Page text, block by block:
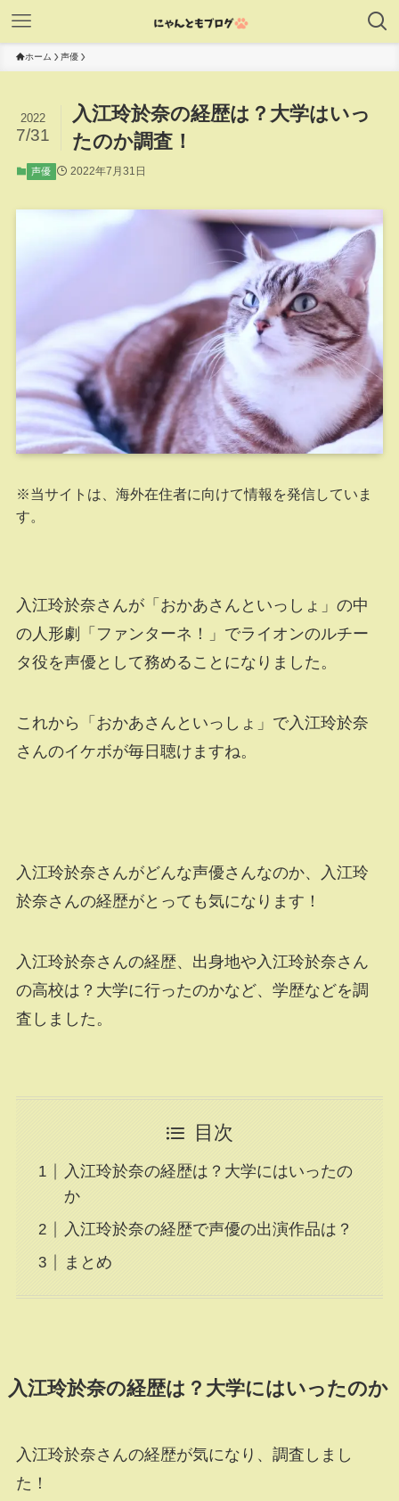
ホーム 声優
入江玲於奈の経歴は？大学はいっ
たのか調査！
2022
7/31
声優 2022年7月31日
※当サイトは、海外在住者に向けて情報を発信していま
す。
入江玲於奈さんが「おかあさんといっしょ」の中
の人形劇「ファンターネ！」でライオンのルチー
タ役を声優として務めることになりました。
これから「おかあさんといっしょ」で入江玲於奈
さんのイケボが毎日聴けますね。
入江玲於奈さんがどんな声優さんなのか、入江玲
於奈さんの経歴がとっても気になります！
入江玲於奈さんの経歴、出身地や入江玲於奈さん
の高校は？大学に行ったのかなど、学歴などを調
査しました。
目次
入江玲於奈の経歴は？大学にはいったの
か
入江玲於奈の経歴で声優の出演作品は？
まとめ
入江玲於奈の経歴は？大学にはいったのか
入江玲於奈さんの経歴が気になり、調査しまし
た！